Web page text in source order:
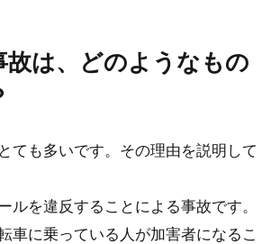
故は、どのようなもの
ても多いです。その理由を説明して
ルを違反することによる事故です。
車に乗っている人が加害者になるこ